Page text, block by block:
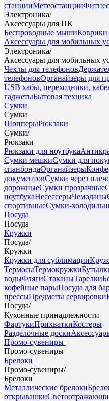
станцииМетеостанции
Электроника/
Аксессуары для ПК
Беспроводные мыши
Аксессуары для мобильных
Электроника/
Аксессуары для мобильных
Чехлы для телефонов
телефоновОрганайзеры для
USB хабы, переходники,
гаджетыБытовая техника
Сумки
Сумки
ШопперыРюкзаки
Сумки/
Рюкзаки
Рюкзаки для ноутбука
Сумки мешкиСумки для
спанбондаОрганайзеры
документовСумки через
дорожныеСумки прозрачные
ноутбукаНесессерыЧемоданы
спортивныеСумки-
Посуда
Посуда
Кружки
Посуда/
Кружки
Кружки для сублимации
ТермосыТермокружки
водыФлягиСтаканыТарелки
кофейные парыПосуда для
прессыПредметы сервировки
Посуда/
Кухонные принадлежности
ФартукиПрихваткиКостеры
Разделочные доски
Промо-сувениры
Промо-сувениры
Брелоки
Промо-сувениры/
Брелоки
Металлические брелоки
открывашки